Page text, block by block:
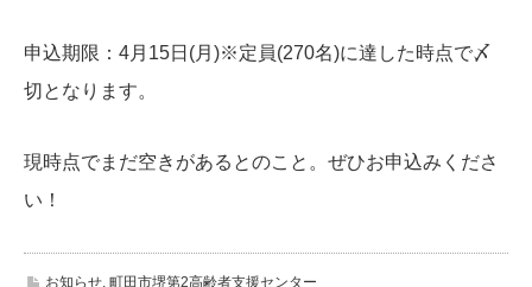
申込期限：4月15日(月)※定員(270名)に達した時点で〆
切となります。
現時点でまだ空きがあるとのこと。ぜひお申込みくださ
い！
お知らせ, 町田市堺第2高齢者支援センター